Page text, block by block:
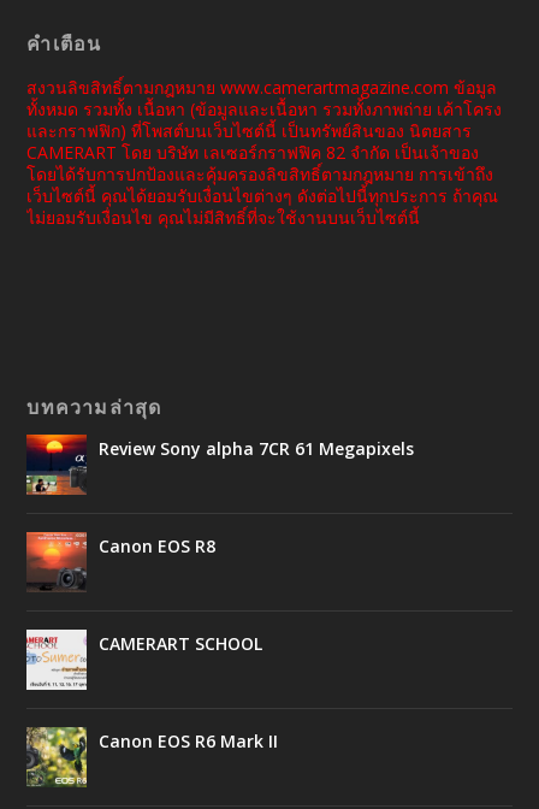
คำเตือน
สงวนลิขสิทธิ์ตามกฎหมาย www.camerartmagazine.com ข้อมูล
ทั้งหมด รวมทั้ง เนื้อหา (ข้อมูลและเนื้อหา รวมทั้งภาพถ่าย เค้าโครง
และกราฟฟิก) ที่โพสต์บนเว็บไซต์นี้ เป็นทรัพย์สินของ นิตยสาร
CAMERART โดย บริษัท เลเซอร์กราฟฟิค 82 จำกัด เป็นเจ้าของ
โดยได้รับการปกป้องและคุ้มครองลิขสิทธิ์ตามกฎหมาย การเข้าถึง
เว็บไซต์นี้ คุณได้ยอมรับเงื่อนไขต่างๆ ดังต่อไปนี้ทุกประการ ถ้าคุณ
ไม่ยอมรับเงื่อนไข คุณไม่มีสิทธิ์ที่จะใช้งานบนเว็บไซต์นี้
บทความล่าสุด
Review Sony alpha 7CR 61 Megapixels
Canon EOS R8
CAMERART SCHOOL
Canon EOS R6 Mark II